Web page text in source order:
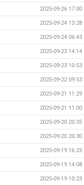
2025-09-26 17:00
2025-09-24 13:28
2025-09-24 06:43
2025-09-23 14:14
2025-09-23 10:53
2025-09-22 09:53
2025-09-21 11:29
2025-09-21 11:00
2025-09-20 20:35
2025-09-20 20:30
2025-09-19 16:25
2025-09-19 14:08
2025-09-19 10:23